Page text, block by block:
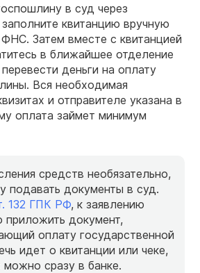
в суд через
квитанцию вручную
Затем вместе с квитанцией
в ближайшее отделение
деньги на оплату
Вся необходимая
и отправителе указана в
оплата займет минимум
средств необязательно,
подавать документы в суд.
132 ГПК РФ, к заявлению
приложить документ,
оплату государственной
идет о квитанции или чеке,
можно сразу в банке.